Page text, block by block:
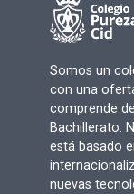
Somos un
con una
comprende
Bachillerato.
está basado
nuevas